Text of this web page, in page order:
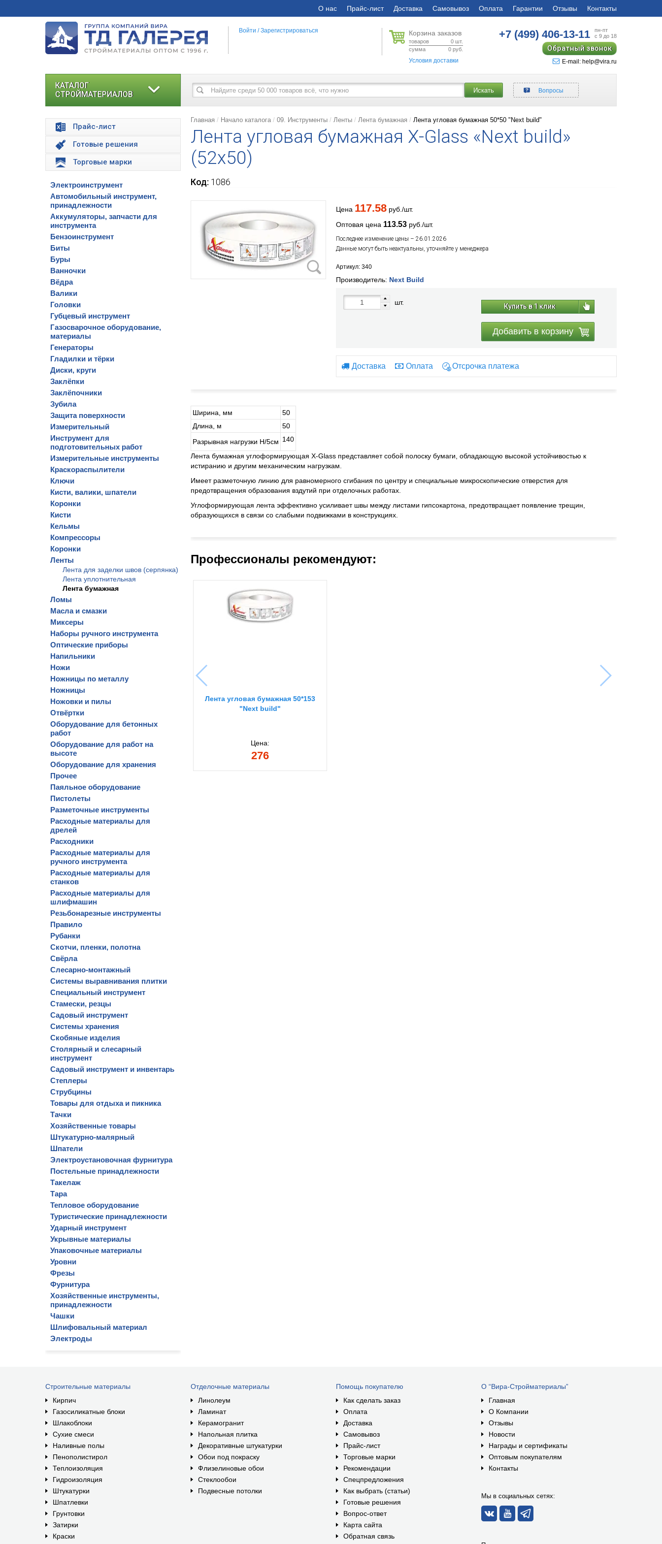
О нас Прайс-лист Доставка Самовывоз Оплата Гарантии Отзывы Контакты
Корзина заказов
товаров 0 шт.
сумма
0 руб.
Условия доставки
+7 (499)406-13-11
пн-пт
с 9 до 18
Обратный звонок
E-mail: help@vira.ru
Войти /Зарегистрироваться
КАТАЛОГ
СТРОЙМАТЕРИАЛОВ
Прайс-лист
Готовые решения
Торговые марки
Электроинструмент
Автомобильный инструмент,
принадлежности
Аккумуляторы, запчасти для
инструмента
Бензоинструмент
Биты
Буры
Ванночки
Вёдра
Валики
Головки
Губцевый инструмент
Газосварочное оборудование,
материалы
Генераторы
Гладилки и тёрки
Диски, круги
Заклёпки
Заклёпочники
Зубила
Защита поверхности
Измерительный
Инструмент для
подготовительных работ
Измерительные инструменты
Краскораспылители
Ключи
Кисти, валики, шпатели
Коронки
Кисти
Кельмы
Компрессоры
Коронки
Ленты
Лента для заделки швов (серпянка)
Лента уплотнительная
Лента бумажная
Ломы
Масла и смазки
Миксеры
Наборы ручного инструмента
Оптические приборы
Напильники
Ножи
Ножницы по металлу
Ножницы
Ножовки и пилы
Отвёртки
Оборудование для бетонных
работ
Оборудование для работ на
высоте
Оборудование для хранения
Прочее
Паяльное оборудование
Пистолеты
Разметочные инструменты
Расходные материалы для
дрелей
Расходники
Расходные материалы для
ручного инструмента
Расходные материалы для
станков
Расходные материалы для
шлифмашин
Резьбонарезные инструменты
Правило
Рубанки
Скотчи, пленки, полотна
Свёрла
Слесарно-монтажный
Системы выравнивания плитки
Специальный инструмент
Стамески, резцы
Садовый инструмент
Системы хранения
Скобяные изделия
Столярный и слесарный
инструмент
Садовый инструмент и инвентарь
Степлеры
Струбцины
Товары для отдыха и пикника
Тачки
Хозяйственные товары
Штукатурно-малярный
Шпатели
Электроустановочная фурнитура
Постельные принадлежности
Такелаж
Тара
Тепловое оборудование
Туристические принадлежности
Ударный инструмент
Укрывные материалы
Упаковочные материалы
Уровни
Фрезы
Фурнитура
Хозяйственные инструменты,
принадлежности
Чашки
Шлифовальный материал
Электроды
Искать Вопросы
Главная Начало каталога 09. Инструменты Ленты Лента бумажная Лента угловая бумажная 50*50 "Next build"
Лента угловая бумажная X-Glass «Next build»
(52х50)
Код: 1086
Цена 117.58руб./шт.
Оптовая цена 113.53руб./шт.
Последнее изменение цены – 26.01.2026
Данные могут быть неактуальны, уточняйте у менеджера
Артикул: 340
Производитель: Next Build
шт. Купить в 1 клик
Добавить в корзину
Доставка Оплата Отсрочка платежа
Ширина, мм
50
Длина, м
50
Разрывная нагрузки Н/5см 140
Лента бумажная углоформирующая X-Glass представляет собой полоску бумаги, обладающую высокой устойчивостью к
истиранию и другим механическим нагрузкам.
Имеет разметочную линию для равномерного сгибания по центру и специальные микроскопические отверстия для
предотвращения образования вздутий при отделочных работах.
Углоформирующая лента эффективно усиливает швы между листами гипсокартона, предотвращает появление трещин,
образующихся в связи со слабыми подвижками в конструкциях.
Профессионалы рекомендуют:
Лента угловая бумажная 50*153
"Next build"
Цена:
276
Строительные материалы
Кирпич
Газосиликатные блоки
Шлакоблоки
Сухие смеси
Наливные полы
Пенополистирол
Теплоизоляция
Гидроизоляция
Штукатурки
Шпатлевки
Грунтовки
Затирки
Краски
Отделочные материалы
Линолеум
Ламинат
Керамогранит
Напольная плитка
Декоративные штукатурки
Обои под покраску
Флизелиновые обои
Стеклообои
Подвесные потолки
Помощь покупателю
Как сделать заказ
Оплата
Доставка
Самовывоз
Прайс-лист
Торговые марки
Рекомендации
Спецпредложения
Как выбрать (статьи)
Готовые решения
Вопрос-ответ
Карта сайта
Обратная связь
О “Вира-Стройматериалы”
Главная
О Компании
Отзывы
Новости
Награды и сертификаты
Оптовым покупателям
Контакты
Мы в социальных сетях: